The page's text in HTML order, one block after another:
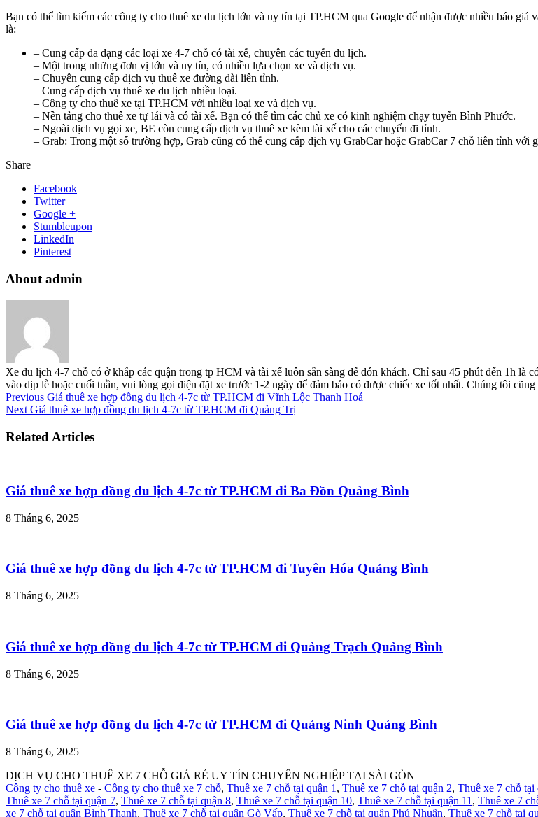
Bạn có thể tìm kiếm các công ty cho thuê xe du lịch lớn và uy tín tại TP.HCM qua Google để nhận được nhiều báo
là:
– Cung cấp đa dạng các loại xe 4-7 chỗ có tài xế, chuyên các tuyến du lịch.
– Một trong những đơn vị lớn và uy tín, có nhiều lựa chọn xe và dịch vụ.
– Chuyên cung cấp dịch vụ thuê xe đường dài liên tỉnh.
– Cung cấp dịch vụ thuê xe du lịch nhiều loại.
– Công ty cho thuê xe tại TP.HCM với nhiều loại xe và dịch vụ.
– Nền tảng cho thuê xe tự lái và có tài xế. Bạn có thể tìm các chủ xe có kinh nghiệm chạy tuyến Bình Phước.
– Ngoài dịch vụ gọi xe, BE còn cung cấp dịch vụ thuê xe kèm tài xế cho các chuyến đi tỉnh.
– Grab: Trong một số trường hợp, Grab cũng có thể cung cấp dịch vụ GrabCar hoặc GrabCar 7 chỗ liên tỉnh với
Share
Facebook
Twitter
Google +
Stumbleupon
LinkedIn
Pinterest
About admin
Xe du lịch 4-7 chỗ có ở khắp các quận trong tp HCM và tài xế luôn sẵn sàng để đón khách. Chỉ sau 45 phút đến 1h là
vào dịp lễ hoặc cuối tuần, vui lòng gọi điện đặt xe trước 1-2 ngày để đảm bảo có được chiếc xe tốt nhất. Chúng tôi cũng
Previous Giá thuê xe hợp đồng du lịch 4-7c từ TP.HCM đi Vĩnh Lộc Thanh Hoá
Next Giá thuê xe hợp đồng du lịch 4-7c từ TP.HCM đi Quảng Trị
Related Articles
Giá thuê xe hợp đồng du lịch 4-7c từ TP.HCM đi Ba Đồn Quảng Bình
8 Tháng 6, 2025
Giá thuê xe hợp đồng du lịch 4-7c từ TP.HCM đi Tuyên Hóa Quảng Bình
8 Tháng 6, 2025
Giá thuê xe hợp đồng du lịch 4-7c từ TP.HCM đi Quảng Trạch Quảng Bình
8 Tháng 6, 2025
Giá thuê xe hợp đồng du lịch 4-7c từ TP.HCM đi Quảng Ninh Quảng Bình
8 Tháng 6, 2025
DỊCH VỤ CHO THUÊ XE 7 CHỖ GIÁ RẺ UY TÍN CHUYÊN NGHIỆP TẠI SÀI GÒN
Công ty cho thuê xe - Công ty cho thuê xe 7 chỗ, Thuê xe 7 chỗ tại quận 1 , Thuê xe 7 chỗ tại quận 2, Thuê xe 7 chỗ tại
Thuê xe 7 chỗ tại quận 7, Thuê xe 7 chỗ tại quận 8, Thuê xe 7 chỗ tại quận 10, Thuê xe 7 chỗ tại quận 11 , Thuê xe 7
xe 7 chỗ tại quận Bình Thạnh, Thuê xe 7 chỗ tại quận Gò Vấp, Thuê xe 7 chỗ tại quận Phú Nhuận, Thuê xe 7 chỗ tại